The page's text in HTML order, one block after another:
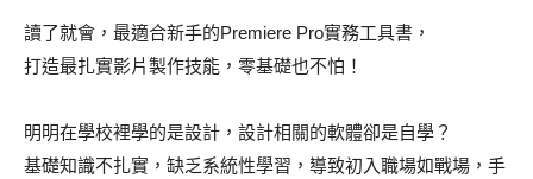
讀了就會，最適合新手的Premiere Pro實務工具書，
打造最扎實影片製作技能，零基礎也不怕！
明明在學校裡學的是設計，設計相關的軟體卻是自學？
基礎知識不扎實，缺乏系統性學習，導致初入職場如戰場，手